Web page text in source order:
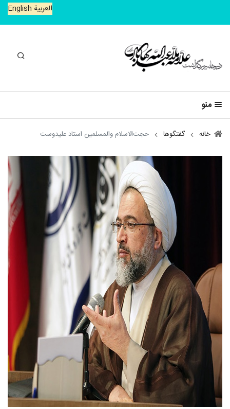
العربیة English
جستجو
منو
خانه گفتگوها حجت‌الاسلام والمسلمین استاد علیدوست